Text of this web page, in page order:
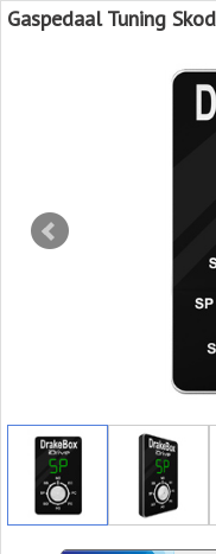
Gaspedaal Tuning